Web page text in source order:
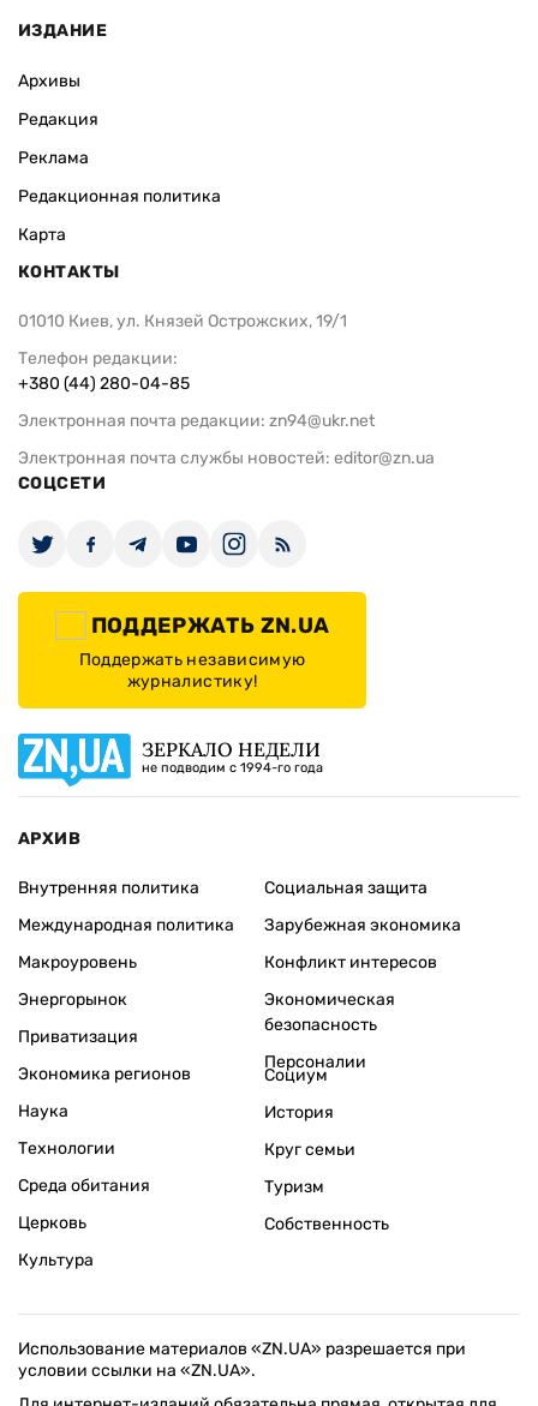
ИЗДАНИЕ
Архивы
Редакция
Реклама
Редакционная политика
Карта
КОНТАКТЫ
01010 Киев, ул. Князей Острожских, 19/1
Телефон редакции:
+380 (44) 280-04-85
Электронная почта редакции: zn94@ukr.net
Электронная почта службы новостей: editor@zn.ua
СОЦСЕТИ
ПОДДЕРЖАТЬ ZN.UA
Поддержать независимую
журналистику!
ЗЕРКАЛО НЕДЕЛИ
не подводим с 1994-го года
АРХИВ
Внутренняя политика
Международная политика
Макроуровень
Энергорынок
Приватизация
Экономика регионов
Социальная защита
Зарубежная экономика
Конфликт интересов
Экономическая
безопасность
Персоналии
Наука
Технологии
Среда обитания
Церковь
Культура
Социум
История
Круг семьи
Туризм
Собственность
Использование материалов «ZN.UA» разрешается при
условии ссылки на «ZN.UA».